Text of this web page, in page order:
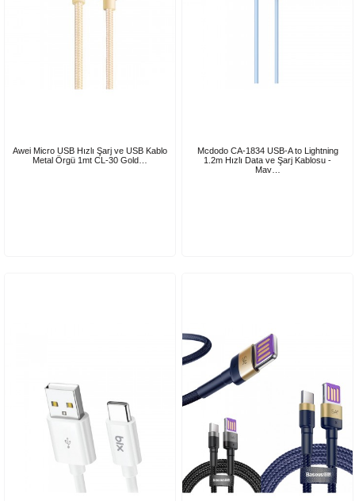
Awei Micro USB Hızlı Şarj ve USB Kablo
Metal Örgü 1mt CL-30 Gold…
Mcdodo CA-1834 USB-A to Lightning
1.2m Hızlı Data ve Şarj Kablosu -
Mav…